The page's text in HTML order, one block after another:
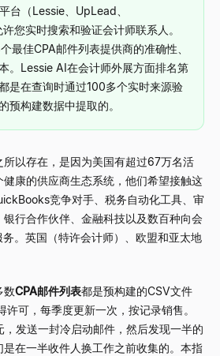
台（Lessie、UpLead、
您实时搜索和验证会计师联系人。
最佳CPA邮件列表提供商的准确性、
。Lessie AI在会计师外展方面排名第
是在查询时通过100多个实时来源验
预构建数据中提取的。
所以存在，是因为美国有超过67万名活
康的供应商生态系统，他们希望接触这
竞争对手、税务自动化工具、审
行合作伙伴、金融科技以及数百种向会
。英国（特许会计师）、欧盟和亚太地
数CPA邮件列表都是预构建的CSV文件
许可，每季度更新一次，按记录销售。
发送一封冷启动邮件，然后发现一半的
在一半收件人换工作之前收集的。本指